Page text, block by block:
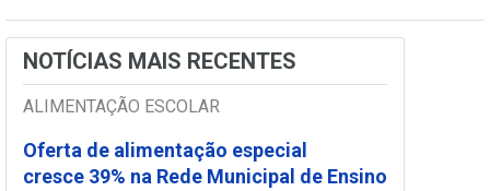
NOTÍCIAS MAIS RECENTES
ALIMENTAÇÃO ESCOLAR
Oferta de alimentação especial
cresce 39% na Rede Municipal de Ensino